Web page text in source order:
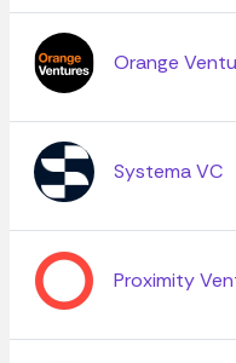
Orange
Systema VC
Proximity